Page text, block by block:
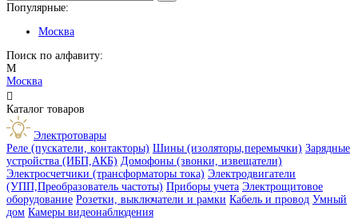
Популярные:
Москва
Поиск по алфавиту:
М
Москва

Каталог товаров
Электротовары
Реле (пускатели, контакторы) Шины (изоляторы,перемычки) Зарядные
устройства (ИБП,АКБ) Домофоны (звонки, извещатели)
Электросчетчики (трансформаторы тока) Электродвигатели
(УПП,Преобразователь частоты) Приборы учета Электрощитовое
оборудование Розетки, выключатели и рамки Кабель и провод Умный
дом Камеры видеонаблюдения